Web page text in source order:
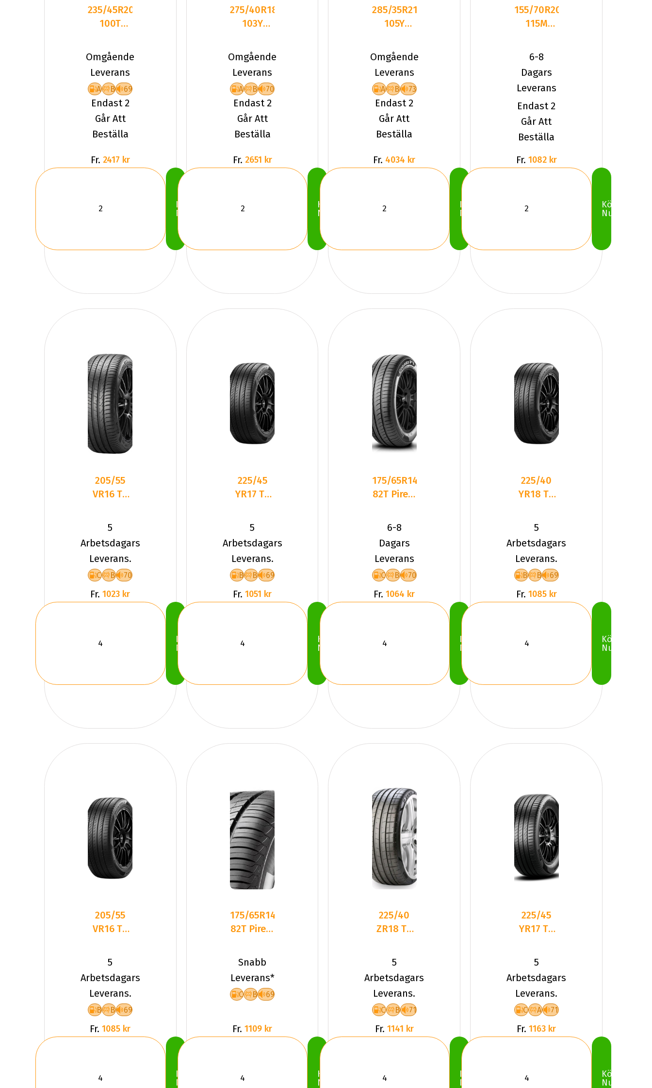
235/45R20
100T
ZERO
(PZ4) XL
Omgående
Leverans
A B 69
Endast 2
Går Att
Beställa
Fr. 2417 kr
Köp
Nu
275/40R18
103Y
CINTURATO
P7 XL
Omgående
Leverans
A B 70
Endast 2
Går Att
Beställa
Fr. 2651 kr
Köp
Nu
285/35R21
105Y
ZERO
(PZ4) XL
(*)
Omgående
Leverans
A B 73
Endast 2
Går Att
Beställa
Fr. 4034 kr
Köp
Nu
155/70R20
115M
TYRE
6-8
Dagars
Leverans
Endast 2
Går Att
Beställa
Fr. 1082 kr
Köp
Nu
205/55
VR16 TL
CINT ECO
5
Arbetsdagars
Leverans.
C B 70
Fr. 1023 kr
Köp
Nu
225/45
YR17 TL
POWERGY
5
Arbetsdagars
Leverans.
B B 69
Fr. 1051 kr
Köp
Nu
175/65R14
82T Pirelli
P1 2026
6-8
Dagars
Leverans
C B 70
Fr. 1064 kr
Köp
Nu
225/40
YR18 TL
POWERGY
5
Arbetsdagars
Leverans.
B B 69
Fr. 1085 kr
Köp
Nu
205/55
VR16 TL
POWERGY
5
Arbetsdagars
Leverans.
B B 69
Fr. 1085 kr
Köp
Nu
175/65R14
82T Pirelli
P1 2025
Snabb
Leverans*
C B 69
Fr. 1109 kr
Köp
Nu
225/40
ZR18 TL
ZERO (KS)
5
Arbetsdagars
Leverans.
C B 71
Fr. 1141 kr
Köp
Nu
225/45
YR17 TL
CINTURATO
5
Arbetsdagars
Leverans.
C A 71
Fr. 1163 kr
Köp
Nu